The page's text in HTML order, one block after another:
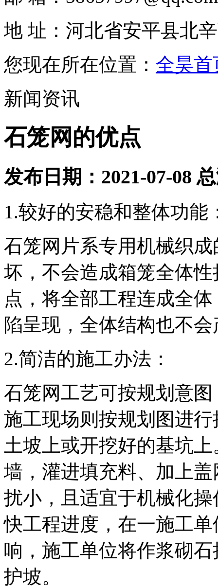
地 址：河北省安平县北
您现在所在位置： 全昊首
新闻资讯
石笼网的优点
发布日期：2021-07-08
1.较好的安稳和整体功能
石笼网片系专用机械织
坏，不会造成箱笼全体
点，将全部工程连成全
陷呈现，全体结构也不
2.简洁的施工办法：
石笼网工艺可按规划意
施工现场则按规划图进
土坡上或开挖好的基坑
墙，灌进填充料、加上
扰小，且适宜于机械化
快工程进度，在一施工
响，施工单位将作浆砌
护坡。